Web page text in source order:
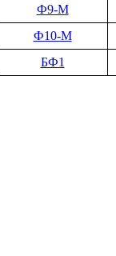
Ф9-М
Ф10-М
БФ1